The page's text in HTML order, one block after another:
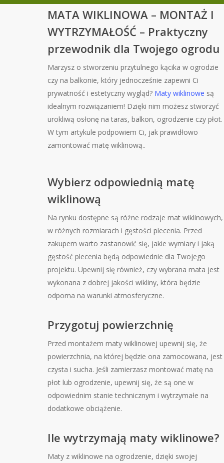
MATA WIKLINOWA – MONTAŻ I
WYTRZYMAŁOŚĆ – Praktyczny
przewodnik dla Twojego ogrodu
Marzysz o stworzeniu przytulnego kącika w ogrodzie
czy na balkonie, który jednocześnie zapewni Ci
prywatność i estetyczny wygląd? Maty wiklinowe są
idealnym rozwiązaniem! Dzięki nim możesz stworzyć
urokliwą osłonę na taras, balkon, ogrodzenie czy płot.
W tym artykule podpowiem Ci, jak prawidłowo
zamontować matę wiklinową..
Wybierz odpowiednią matę
wiklinową
Na rynku dostępne są różne rodzaje mat wiklinowych,
w różnych rozmiarach i gęstości plecenia. Przed
zakupem warto zastanowić się, jakie wymiary i jaką
gęstość plecenia będą odpowiednie dla Twojego
projektu. Upewnij się również, czy wybrana mata jest
wykonana z dobrej jakości wikliny, która będzie
odporna na warunki atmosferyczne.
Przygotuj powierzchnię
Przed montażem maty wiklinowej upewnij się, że
powierzchnia, na której będzie ona zamocowana, jest
czysta i sucha. Jeśli zamierzasz montować matę na
płot lub ogrodzenie, upewnij się, że są one w
odpowiednim stanie technicznym i wytrzymałe na
dodatkowe obciążenie.
Ile wytrzymają maty wiklinowe?
Maty z wiklinowe na ogrodzenie, dzięki swojej